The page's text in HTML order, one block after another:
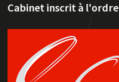
Cabinet inscrit à l'ordre